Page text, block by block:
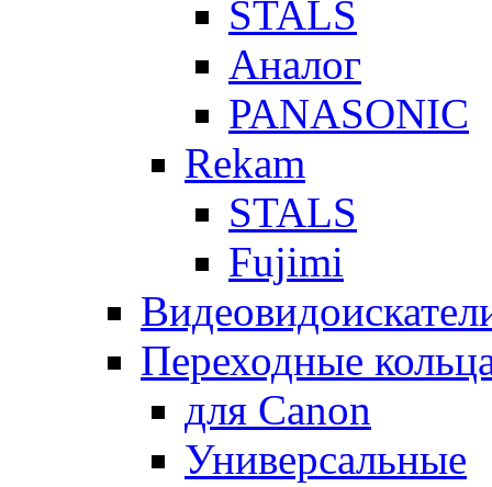
STALS
Аналог
PANASONIC
Rekam
STALS
Fujimi
Переходные
для Canon
Универсальные